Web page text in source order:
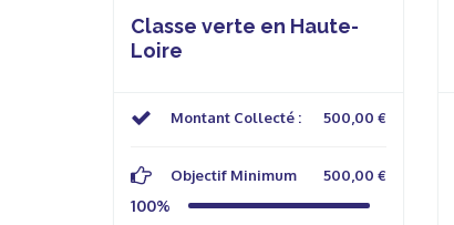
Classe verte en Haute-
Loire
Montant Collecté : 500,00 €
Objectif Minimum 500,00 €
100%